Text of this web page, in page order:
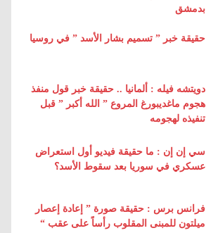
بدمشق
حقيقة خبر ” تسميم بشار الأسد ” في روسيا
دويتشه فيله : ألمانيا .. حقيقة خبر قول منفذ
هجوم ماغديبورغ المروع ” الله أكبر ” قبل
تنفيذه لهجومه
سي إن إن : ما حقيقة فيديو أول استعراض
عسكري في سوريا بعد سقوط الأسد؟
فرانس برس : حقيقة صورة ” إعادة إعصار
ميلتون للمبنى المقلوب رأساً على عقب “